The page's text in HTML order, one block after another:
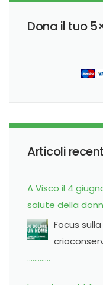
Dona il tuo
Articoli
A Visco il 4
salute della
Focus
………….